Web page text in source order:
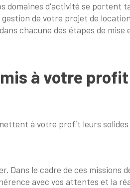
domaines d'activité se portent
de votre projet de
chacune des étapes de mise
à votre profit
à votre profit leurs
Dans le cadre de ces missions
avec vos attentes et la